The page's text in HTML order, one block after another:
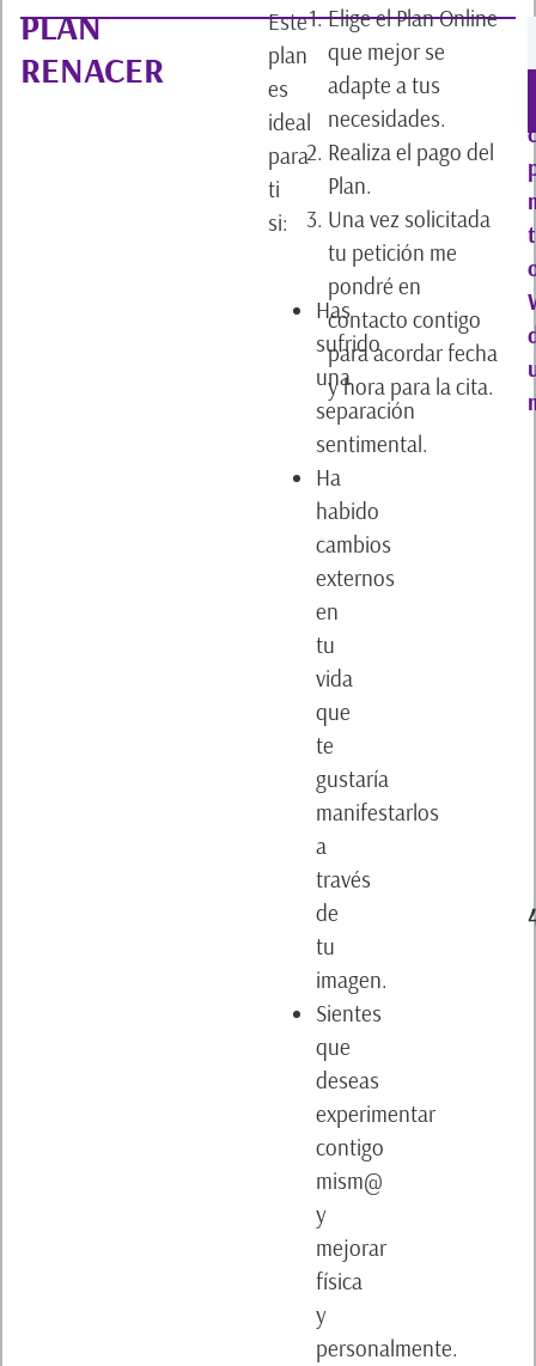
PLAN
RENACER
Este
plan
es
ideal
para
ti
si:
Has
sufrido
una
separación
sentimental.
Ha
habido
cambios
externos
en
tu
vida
que
te
gustaría
manifestarlos
a
través
de
tu
imagen.
Sientes
que
deseas
experimentar
contigo
mism@
y
mejorar
física
y
personalmente.
Elige el Plan Online
que mejor se
adapte a tus
necesidades.
Realiza el pago del
Plan.
Una vez solicitada
tu petición me
pondré en
contacto contigo
para acordar fecha
y hora para la cita.